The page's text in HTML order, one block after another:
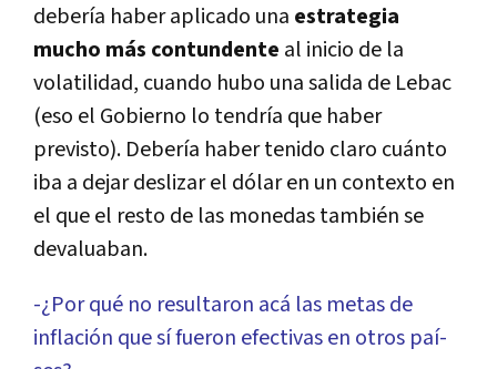
deberí­a haber aplicado una estrategia
mucho más contundente al inicio de la
volatilidad, cuando hubo una salida de Lebac
(eso el Gobierno lo tendrí­a que haber
previsto). Deberí­a haber tenido claro cuánto
iba a dejar deslizar el dólar en un contexto en
el que el resto de las monedas también se
devaluaban.
-¿Por qué no resultaron acá las metas de
inflación que sí­ fueron efectivas en otros paí­